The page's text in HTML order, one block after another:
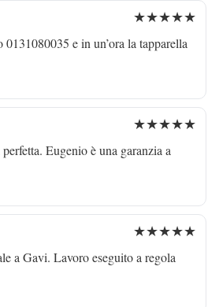
★★★★★
e in un’ora la tapparella
★★★★★
Eugenio è una garanzia a
★★★★★
a Gavi. Lavoro eseguito a regola